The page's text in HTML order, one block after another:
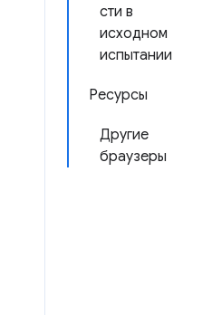
сти в
исходном
испытании
Ресурсы
Другие
браузеры